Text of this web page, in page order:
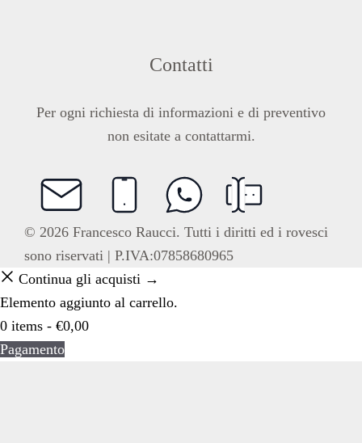
Contatti
Per ogni richiesta di informazioni e di preventivo
non esitate a contattarmi.
© 2026 Francesco Raucci. Tutti i diritti ed i rovesci
sono riservati | P.IVA:07858680965
Continua gli acquisti →
Elemento aggiunto al carrello.
0 items - €0,00
Pagamento